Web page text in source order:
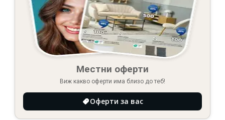
Местни оферти
Виж какво оферти има близо до теб!
Оферти за вас